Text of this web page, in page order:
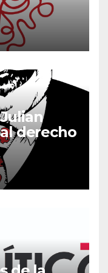
derecho